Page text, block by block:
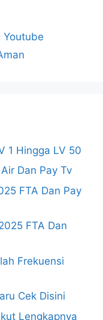
Youtube
1 Hingga LV 50
Dan Pay Tv
FTA Dan Pay
FTA Dan
Frekuensi
Cek Disini
Lengkapnya